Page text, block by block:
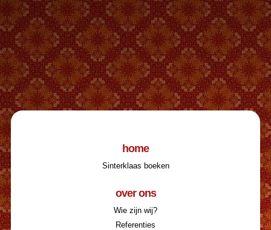
home
Sinterklaas boeken
over ons
Wie zijn wij?
Referenties